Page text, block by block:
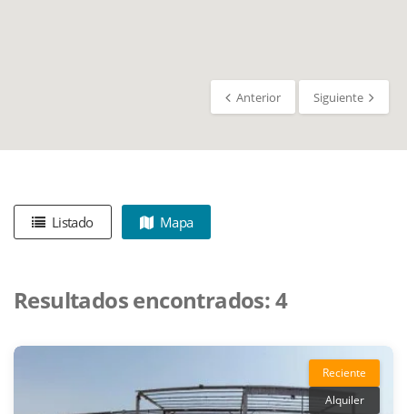
Anterior Siguiente
Listado Mapa
Resultados encontrados:4
Reciente
Alquiler